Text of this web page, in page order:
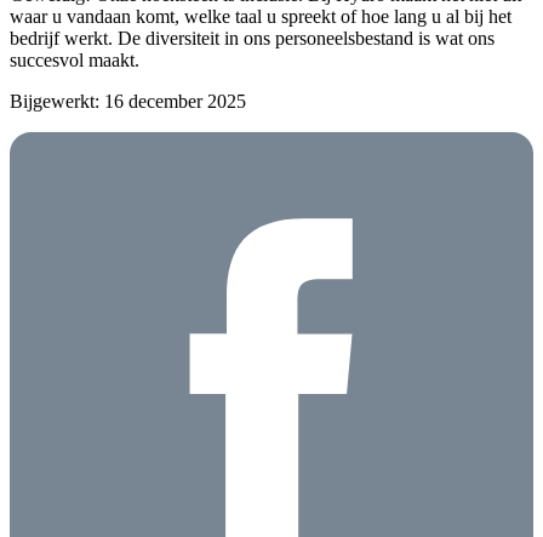
waar u vandaan komt, welke taal u spreekt of hoe lang u al bij het
bedrijf werkt. De diversiteit in ons personeelsbestand is wat ons
succesvol maakt.
Bijgewerkt: 16 december 2025